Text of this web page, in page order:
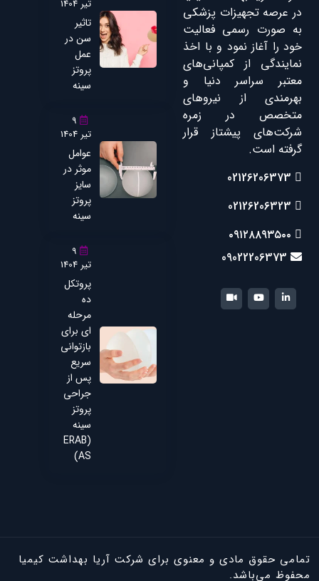
در عرصه تجهیزات پزشکی
به صورت رسمی فعالیت
خود را آغاز نمود و با اخذ
نمایندگی از کمپانی‌های
معتبر سراسر دنیا و
بهرمندی از نیرو‌های
متخصص در زمره
شرکت‌های پیشتاز قرار
گرفته است.
تیر 1404
تاثیر
سن در
عمل
پروتز
سینه
9
تیر 1404
عوامل
موثر در
سایز
پروتز
سینه
9
تیر 1404
پروتکل
ده
مرحله
ای برای
بازتوانی
سریع
پس از
جراحی
پروتز
سینه
(ERAB
AS)
تمامی حقوق مادی و معنوی برای شرکت آریا بهداشت کیمیا
محفوظ می‌باشد.